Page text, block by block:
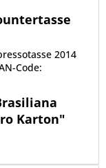
2014
Code:
Karton"